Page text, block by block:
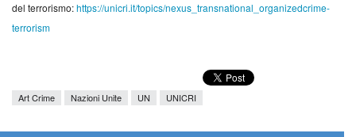
del terrorismo:https://unicri.it/topics/nexus_transnational_organizedcrime-
terrorism
Art Crime Nazioni Unite UN UNICRI